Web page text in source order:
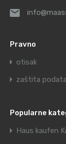
Pravno
otisak
zaštita
Popularne
Haus kaufen